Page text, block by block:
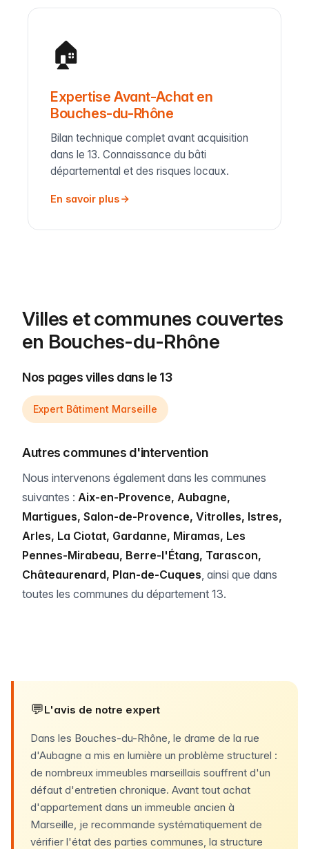
🏠
Expertise Avant-Achat en
Bouches-du-Rhône
Bilan technique complet avant acquisition
dans le 13. Connaissance du bâti
départemental et des risques locaux.
En savoir plus
Villes et communes couvertes
en Bouches-du-Rhône
Nos pages villes dans le 13
Expert Bâtiment Marseille
Autres communes d'intervention
Nous intervenons également dans les communes
suivantes : Aix-en-Provence, Aubagne,
Martigues, Salon-de-Provence, Vitrolles, Istres,
Arles, La Ciotat, Gardanne, Miramas, Les
Pennes-Mirabeau, Berre-l'Étang, Tarascon,
Châteaurenard, Plan-de-Cuques, ainsi que dans
toutes les communes du département 13.
💬L'avis de notre expert
Dans les Bouches-du-Rhône, le drame de la rue
d'Aubagne a mis en lumière un problème structurel :
de nombreux immeubles marseillais souffrent d'un
défaut d'entretien chronique. Avant tout achat
d'appartement dans un immeuble ancien à
Marseille, je recommande systématiquement de
vérifier l'état des parties communes, la structure